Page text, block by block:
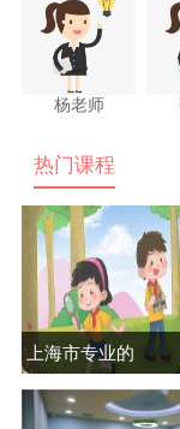
杨老师
热门课程
上海市专业的
注意力训练课